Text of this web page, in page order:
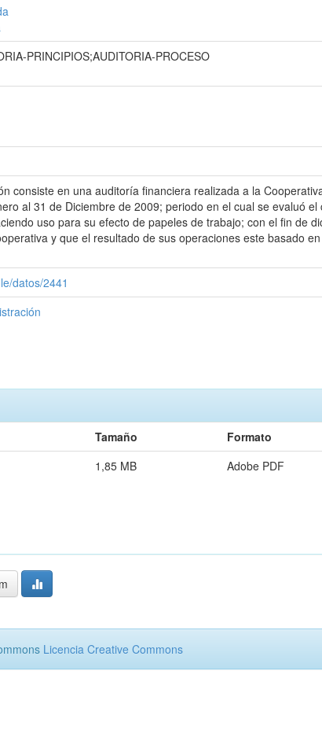
PRINCIPIOS;AUDITORIA-PROCESO
consiste en una auditoría financiera realizada a la
al 31 de Diciembre de 2009; periodo en el cual se evaluó
uso para su efecto de papeles de trabajo; con el fin de
y que el resultado de sus operaciones este basado
datos/2441
Tamaño
Formato
1,85 MB Adobe PDF
Licencia Creative Commons